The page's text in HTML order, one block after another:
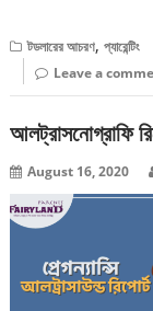
টডলারের আচরণ,প্যারেন্টিং
Leave a
আলট্রাসনোগ্রাফি
August 16, 2020